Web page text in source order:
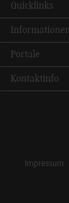
Quicklinks
Portale
Kontaktinfo
Impressum